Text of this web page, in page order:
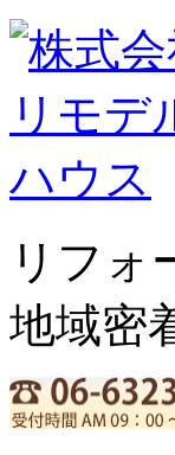
リフ
地域密